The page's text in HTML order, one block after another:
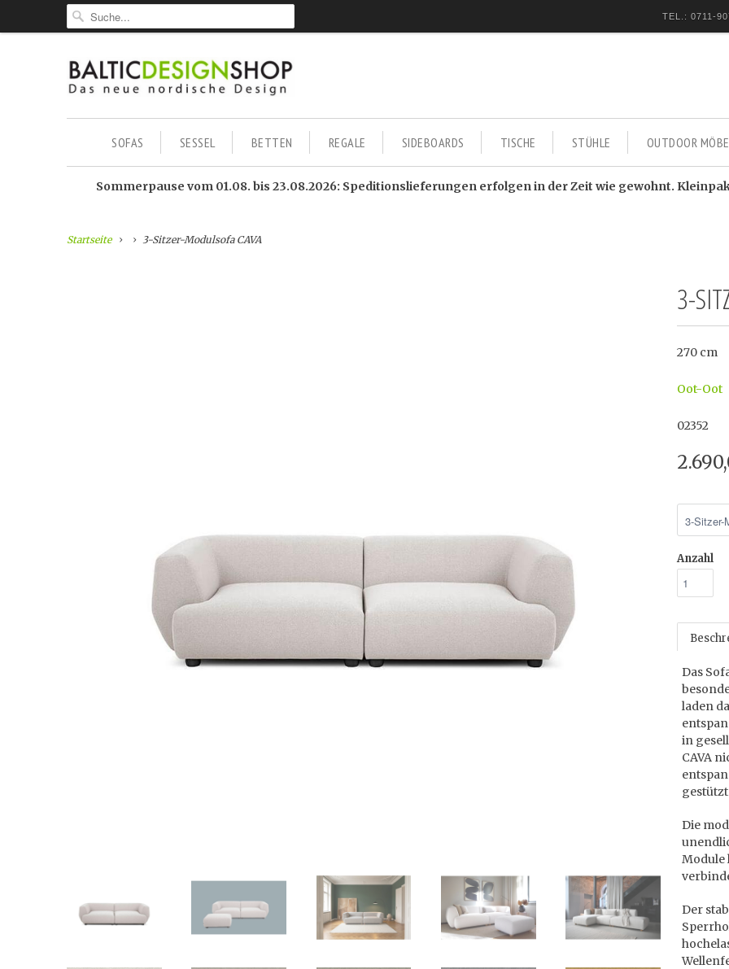
TEL.: 0711-
SOFAS SESSEL BETTEN REGALE SIDEBOARDS TISCHE STÜHLE OUTDOOR
Sommerpause vom 01.08. bis 23.08.2026: Speditionslieferungen erfolgen in der Zeit wie gewohnt.
Startseite 3-Sitzer-Modulsofa CAVA
3-
270 cm
Oot-Oot
02352
Anzahl
Das
laden
in
CAVA
Die
Module
Der